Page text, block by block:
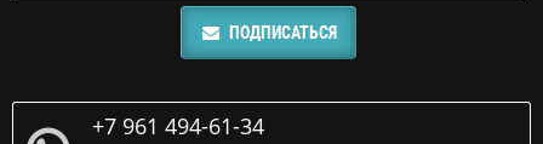
ПОДПИСАТЬСЯ
+7 961 494-61-34